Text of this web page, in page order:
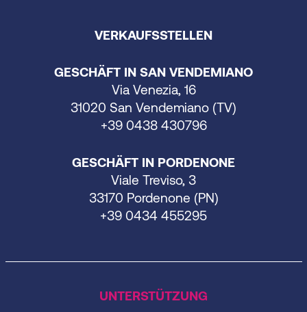
VERKAUFSSTELLEN
GESCHÄFT IN SAN VENDEMIANO
Via Venezia, 16
31020 San Vendemiano (TV)
+39 0438 430796
GESCHÄFT IN PORDENONE
Viale Treviso, 3
33170 Pordenone (PN)
+39 0434 455295
UNTERSTÜTZUNG